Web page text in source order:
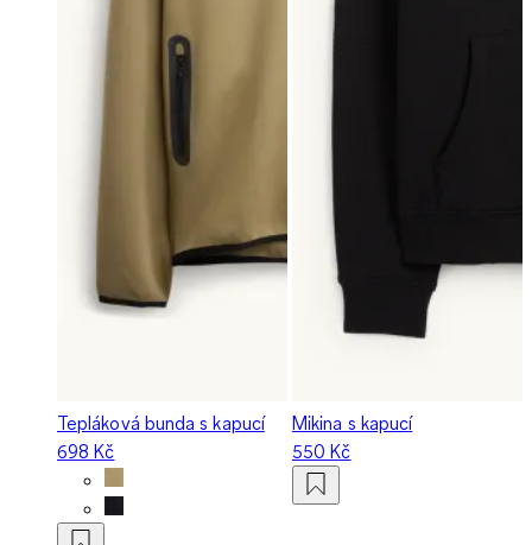
Tepláková bunda s kapucí
698 Kč
Mikina s kapucí
550 Kč